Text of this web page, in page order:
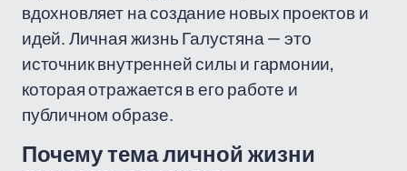
вдохновляет на создание новых проектов и
идей. Личная жизнь Галустяна — это
источник внутренней силы и гармонии,
которая отражается в его работе и
публичном образе.
Почему тема личной жизни